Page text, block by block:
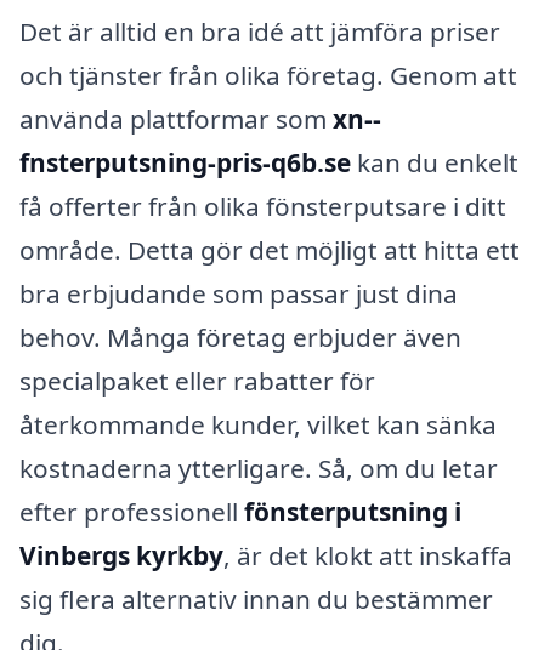
Det är alltid en bra idé att jämföra priser
och tjänster från olika företag. Genom att
använda plattformar som xn--
fnsterputsning-pris-q6b.se kan du enkelt
få offerter från olika fönsterputsare i ditt
område. Detta gör det möjligt att hitta ett
bra erbjudande som passar just dina
behov. Många företag erbjuder även
specialpaket eller rabatter för
återkommande kunder, vilket kan sänka
kostnaderna ytterligare. Så, om du letar
efter professionell fönsterputsning i
Vinbergs kyrkby, är det klokt att inskaffa
sig flera alternativ innan du bestämmer
dig.